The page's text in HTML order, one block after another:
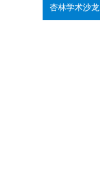
杏林学术沙龙